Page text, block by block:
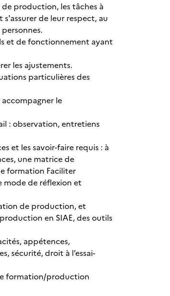
de production, les tâches à
de leur respect, au
et de fonctionnement ayant
les ajustements.
particulières des
le
: observation, entretiens
et les savoir-faire requis : à
une matrice de
formation Faciliter
mode de réflexion et
de production, et
en SIAE, des outils
appétences,
sécurité, droit à l’essai-
formation/production